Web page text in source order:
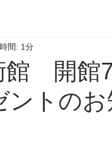
開館7
ントの
間: 1分